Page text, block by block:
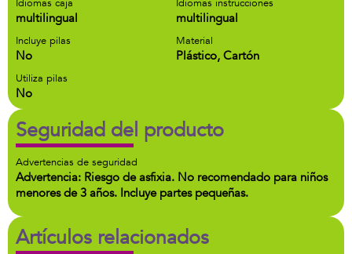
Idiomas caja
multilingual
Idiomas instrucciones
multilingual
Incluye pilas
No
Material
Plástico, Cartón
Utiliza pilas
No
Seguridad del producto
Advertencias de seguridad
Advertencia: Riesgo de asfixia. No recomendado para niños
menores de 3 años. Incluye partes pequeñas.
Artículos relacionados